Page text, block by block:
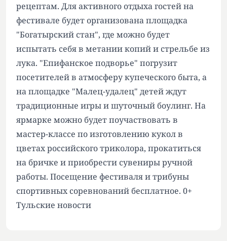
рецептам. Для активного отдыха гостей на
фестивале будет организована площадка
"Богатырский стан", где можно будет
испытать себя в метании копий и стрельбе из
лука. "Епифанское подворье" погрузит
посетителей в атмосферу купеческого быта, а
на площадке "Малец-удалец" детей ждут
традиционные игры и шуточный боулинг. На
ярмарке можно будет поучаствовать в
мастер-классе по изготовлению кукол в
цветах российского триколора, прокатиться
на бричке и приобрести сувениры ручной
работы. Посещение фестиваля и трибуны
спортивных соревнований бесплатное. 0+
Тульские новости